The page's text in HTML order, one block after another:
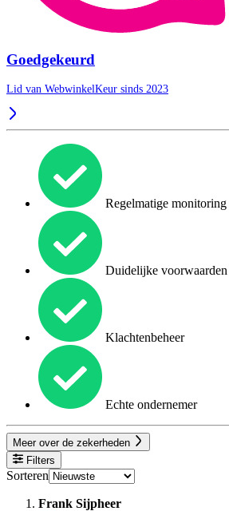
Goedgekeurd
Lid van WebwinkelKeur sinds 2023
Regelmatige monitoring
Duidelijke voorwaarden
Klachtenbeheer
Echte ondernemer
Meer over de zekerheden
Filters
Sorteren
Frank Sijpheer